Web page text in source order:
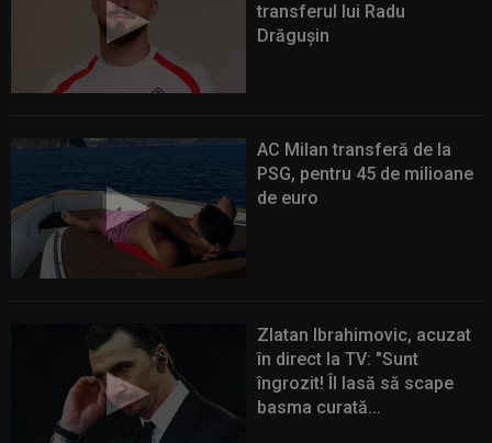
transferul lui Radu
Drăgușin
AC Milan transferă de la
PSG, pentru 45 de milioane
de euro
Zlatan Ibrahimovic, acuzat
în direct la TV: "Sunt
îngrozit! Îl lasă să scape
basma curată...